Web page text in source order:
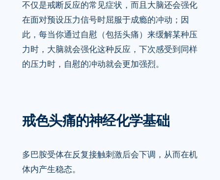
不仅是戒断反应的常见症状，而且大脑还会强化
在面对预设压力信号时屈服于成瘾的冲动；因
此，每当你通过自慰（包括头痛）来缓解某种压
力时，大脑就会强化这种反应，下次感受到同样
的压力时，自慰的冲动就会更加强烈。
戒色头痛的神经化学基础
多巴胺受体在反复接触刺激后会下调，从而在机
体内产生稳态。